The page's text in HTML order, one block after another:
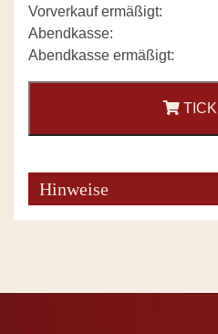
Vorverkauf ermäßigt:
Abendkasse:
Abendkasse ermäßigt:
Hinweise